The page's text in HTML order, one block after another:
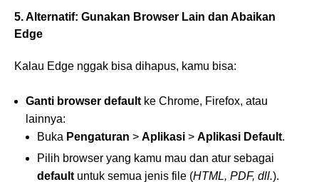
5. Alternatif: Gunakan Browser Lain dan Abaikan
Edge
Kalau Edge nggak bisa dihapus, kamu bisa:
Ganti browser defaultke Chrome, Firefox, atau
lainnya:
Buka Pengaturan > Aplikasi > Aplikasi Default.
Pilih browser yang kamu mau dan atur sebagai
defaultuntuk semua jenis file (HTML, PDF, dll.).